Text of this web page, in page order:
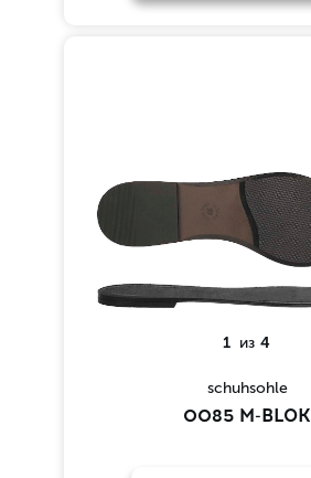
1 из 4
schuhsohle
0085 M-BLOK